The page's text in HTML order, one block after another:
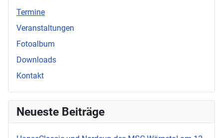
Termine
Veranstaltungen
Fotoalbum
Downloads
Kontakt
Neueste Beiträge